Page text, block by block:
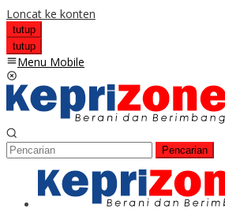
Loncat ke konten
tutup
tutup
Menu Mobile
Pencarian